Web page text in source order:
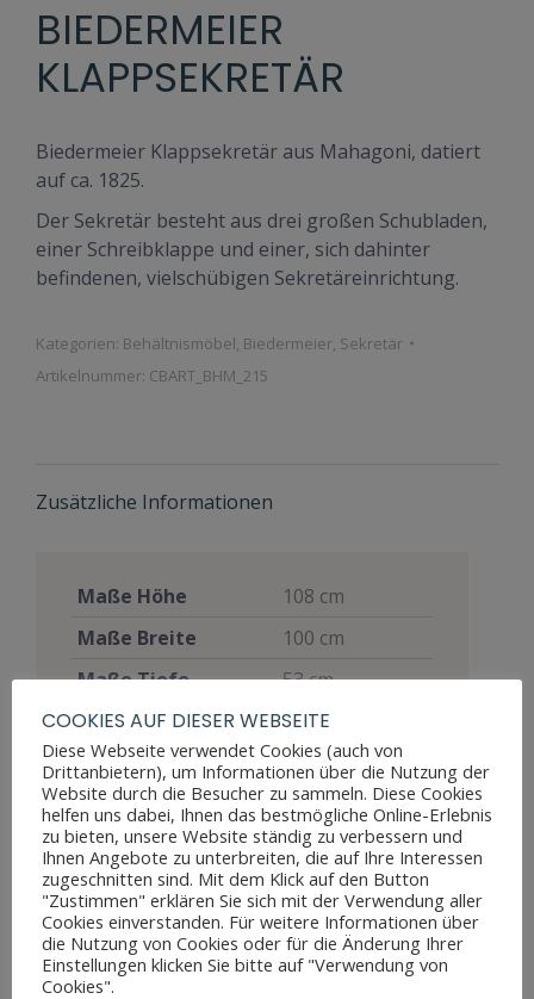
BIEDERMEIER
KLAPPSEKRETÄR
Biedermeier Klappsekretär aus Mahagoni, datiert
auf ca. 1825.
Der Sekretär besteht aus drei großen Schubladen,
einer Schreibklappe und einer, sich dahinter
befindenen, vielschübigen Sekretäreinrichtung.
Kategorien: Behältnismöbel, Biedermeier, Sekretär
Artikelnummer: CBART_BHM_215
Zusätzliche Informationen
Maße Höhe
108 cm
Maße Breite
100 cm
Maße Tiefe
53 cm
Materialien
Mahagoni
Stil
Biedermeier
Möbelart
Sekretär
Zustand
Gut, voll
funktionsfähig,
zeigt aber
Altersspuren
durch
COOKIES AUF DIESER WEBSEITE
Diese Webseite verwendet Cookies (auch von
Drittanbietern), um Informationen über die Nutzung der
Website durch die Besucher zu sammeln. Diese Cookies
helfen uns dabei, Ihnen das bestmögliche Online-Erlebnis
zu bieten, unsere Website ständig zu verbessern und
Ihnen Angebote zu unterbreiten, die auf Ihre Interessen
zugeschnitten sind. Mit dem Klick auf den Button
"Zustimmen" erklären Sie sich mit der Verwendung aller
Cookies einverstanden. Für weitere Informationen über
die Nutzung von Cookies oder für die Änderung Ihrer
Einstellungen klicken Sie bitte auf "Verwendung von
Cookies".